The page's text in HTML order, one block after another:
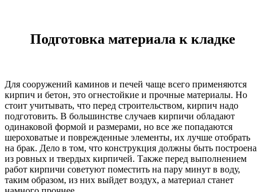
Подготовка материала к кладке
Для сооружений каминов и печей чаще всего применяются
кирпич и бетон, это огнестойкие и прочные материалы. Но
стоит учитывать, что перед строительством, кирпич надо
подготовить. В большинстве случаев кирпичи обладают
одинаковой формой и размерами, но все же попадаются
шероховатые и поврежденные элементы, их лучше отобрать
на брак. Дело в том, что конструкция должны быть построена
из ровных и твердых кирпичей. Также перед выполнением
работ кирпичи советуют поместить на пару минут в воду,
таким образом, из них выйдет воздух, а материал станет